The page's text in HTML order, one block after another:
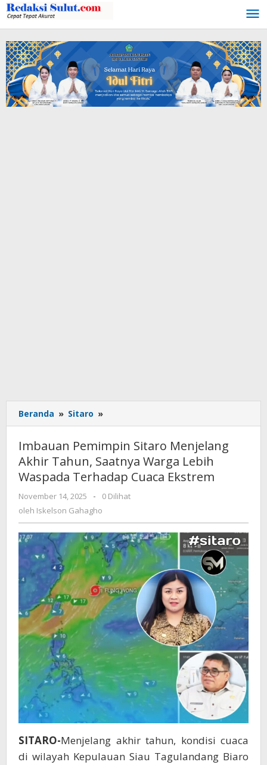
Lewati
ke
konten
Beranda » Sitaro »
Pemimpin
Menjelang
Akhir
Tahun,
Warga
Waspada
Terhadap
Cuaca
Ekstrem
Imbauan Pemimpin Sitaro Menjelang
Akhir Tahun, Saatnya Warga Lebih
Waspada Terhadap Cuaca Ekstrem
November 14, 2025
oleh
Iskelson
-
0 Dilihat
oleh Iskelson Gahagho
SITARO-Menjelang akhir tahun, kondisi cuaca
di wilayah Kepulauan Siau Tagulandang Biaro